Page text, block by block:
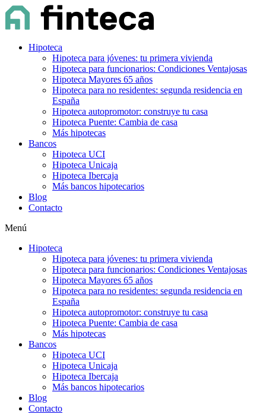
Hipoteca
Hipoteca para jóvenes: tu primera vivienda
Hipoteca para funcionarios: Condiciones Ventajosas
Hipoteca Mayores 65 años
Hipoteca para no residentes: segunda residencia en
España
Hipoteca autopromotor: construye tu casa
Hipoteca Puente: Cambia de casa
Más hipotecas
Bancos
Hipoteca UCI
Hipoteca Unicaja
Hipoteca Ibercaja
Más bancos hipotecarios
Blog
Contacto
Menú
Hipoteca
Hipoteca para jóvenes: tu primera vivienda
Hipoteca para funcionarios: Condiciones Ventajosas
Hipoteca Mayores 65 años
Hipoteca para no residentes: segunda residencia en
España
Hipoteca autopromotor: construye tu casa
Hipoteca Puente: Cambia de casa
Más hipotecas
Bancos
Hipoteca UCI
Hipoteca Unicaja
Hipoteca Ibercaja
Más bancos hipotecarios
Blog
Contacto